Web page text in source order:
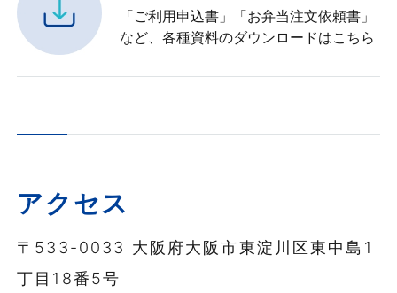
「ご利用申込書」「お弁当注文依頼書」
など、各種資料のダウンロードはこちら
アクセス
〒533-0033 大阪府大阪市東淀川区東中島1
丁目18番5号